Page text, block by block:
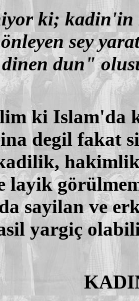
ki;
sey
dinen dun"
ki Islam'da
degil fakat
layik
sayilan ve
yargiç